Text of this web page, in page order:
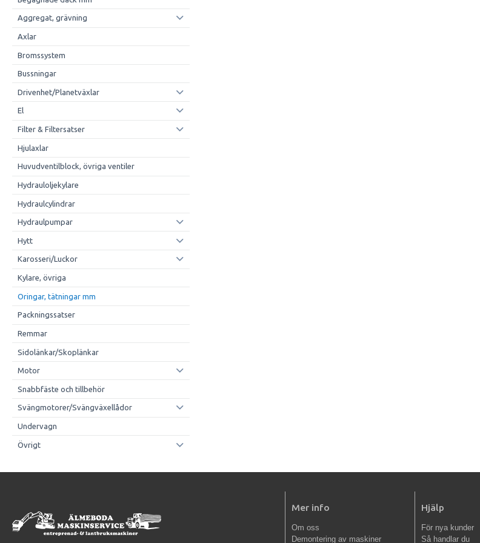
Aggregat, grävning
Axlar
Bromssystem
Bussningar
Drivenhet/Planetväxlar
El
Filter & Filtersatser
Hjulaxlar
Huvudventilblock, övriga ventiler
Hydrauloljekylare
Hydraulcylindrar
Hydraulpumpar
Hytt
Karosseri/Luckor
Kylare, övriga
Oringar, tätningar mm
Packningssatser
Remmar
Sidolänkar/Skoplänkar
Motor
Snabbfäste och tillbehör
Svängmotorer/Svängväxellådor
Undervagn
Övrigt
Mer info
Om oss
Demontering av maskiner
Hjälp
För nya kunder
Så handlar du